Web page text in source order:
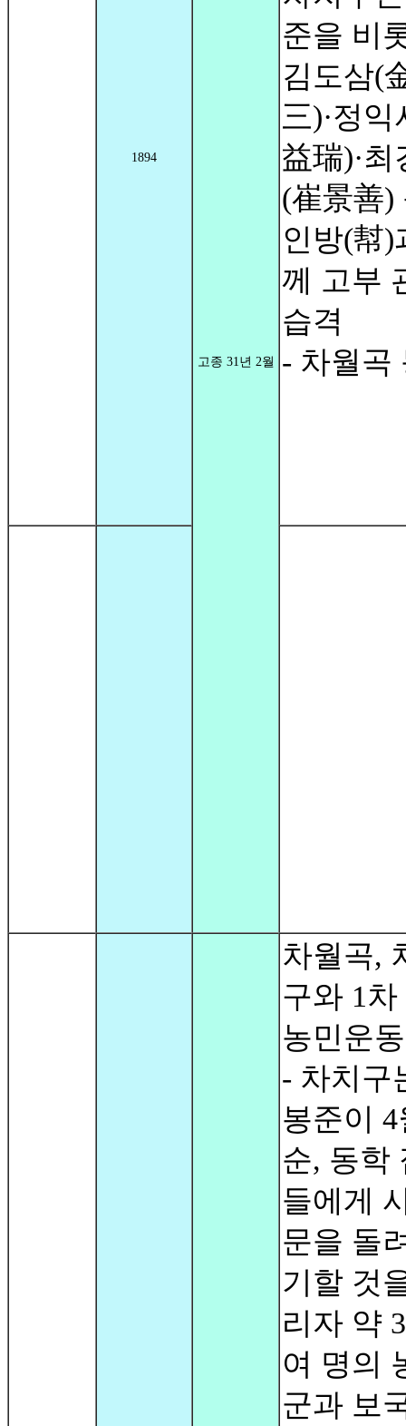
1894
고종 31년 2월
준을 비
김도삼(
三)·정익
益瑞)·최
(崔景善)
인방(幇)
께 고부
습격
- 차월곡
차월곡,
구와 1
농민운
- 차치구
봉준이
순, 동학
들에게
문을 돌
기할 것
리자 약
여 명의
군과 보